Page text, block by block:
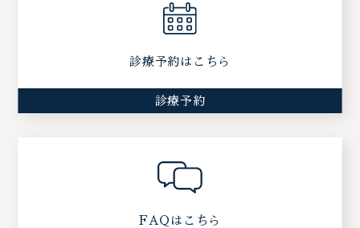
診療予約はこちら
診療予約
FAQはこちら